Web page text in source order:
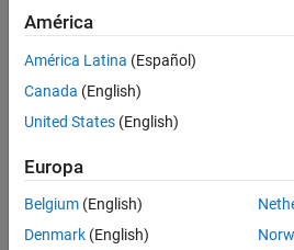
América
América Latina (Español)
Canada (English)
United States (English)
Europa
Belgium (English)
Denmark (English)
Centro de confianza
Marcas
Política de privacidad
Antipiratería